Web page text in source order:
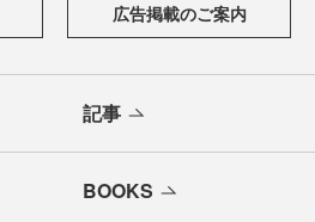
広告掲載のご案内
記事
BOOKS